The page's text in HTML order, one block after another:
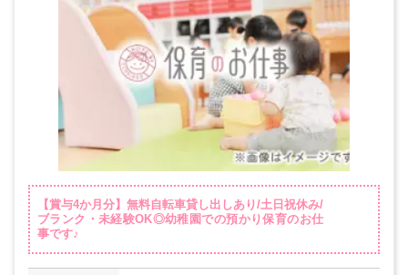
【賞与4か月分】無料自転車貸し出しあり/土日祝休み/
ブランク・未経験OK◎幼稚園での預かり保育のお仕
事です♪